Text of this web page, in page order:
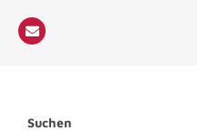
Suchen